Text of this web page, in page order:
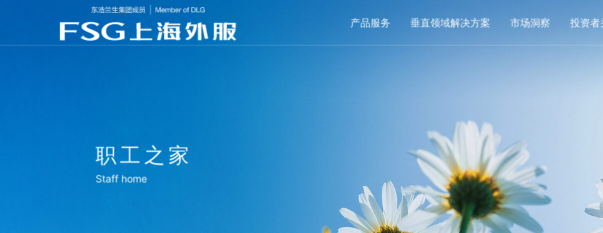
产品服务 垂直领域解决方案 市场洞察 投资者
职工之家
Staff home